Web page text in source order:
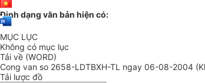
Định dạng văn bản hiện có:
MỤC LỤC
Không có mục lục
Tải về (WORD)
Cong van so 2658-LDTBXH-TL ngay 06-08-2004
Tải lược đồ